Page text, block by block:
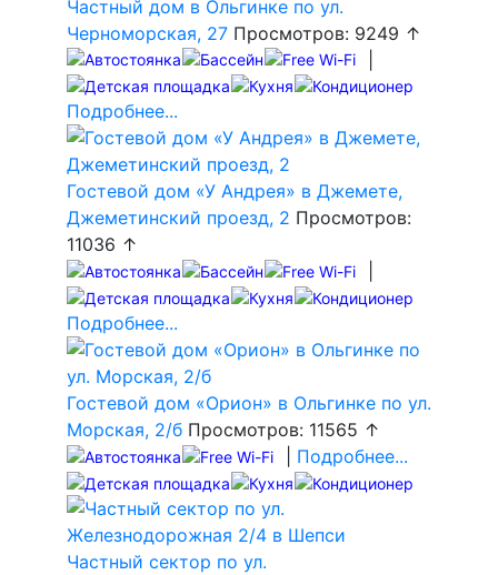
Частный дом в Ольгинке по ул.
Черноморская, 27 Просмотров: 9249 ↑
Подробнее...
Гостевой дом «У Андрея» в Джемете,
Джеметинский проезд, 2 Просмотров:
11036 ↑
Подробнее...
Гостевой дом «Орион» в Ольгинке по ул.
Морская, 2/б Просмотров: 11565 ↑
Подробнее...
Частный сектор по ул.